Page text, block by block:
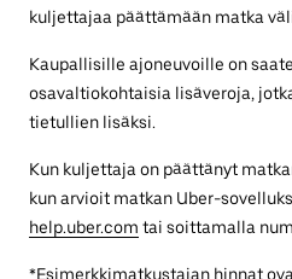
kuljettajaa päättämään matka
Kaupallisille ajoneuvoille on
osavaltiokohtaisia lisäveroja,
tietullien lisäksi.
Kun kuljettaja on päättänyt
kun arvioit matkan Uber-
help.uber.com tai soittamalla
*Esimerkkimatkustajan hinnat